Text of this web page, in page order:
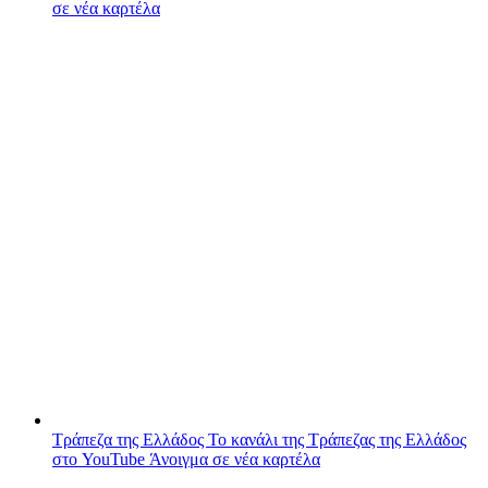
σε νέα καρτέλα
Τράπεζα της Ελλάδος Το κανάλι της Τράπεζας της Ελλάδος
στο YouTube Άνοιγμα σε νέα καρτέλα